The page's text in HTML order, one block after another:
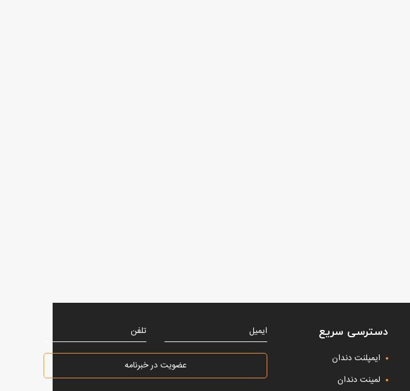
دسترسی سریع
ایمپلنت دندان
لمینت دندان
ایمیل تلفن
عضویت در خبرنامه